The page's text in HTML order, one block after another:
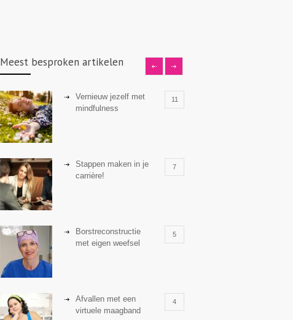
Meest besproken artikelen
Vernieuw jezelf met
mindfulness
11
Stappen maken in je
carrière!
7
Borstreconstructie
met eigen weefsel
5
Afvallen met een
virtuele maagband
4